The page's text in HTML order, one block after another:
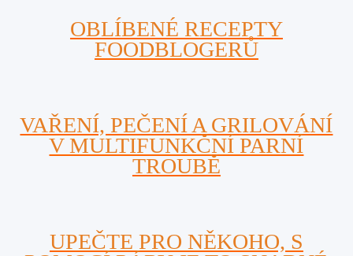
OBLÍBENÉ RECEPTY
FOODBLOGERŮ
VAŘENÍ, PEČENÍ A GRILOVÁNÍ
V MULTIFUNKČNÍ PARNÍ
TROUBĚ
UPEČTE PRO NĚKOHO, S